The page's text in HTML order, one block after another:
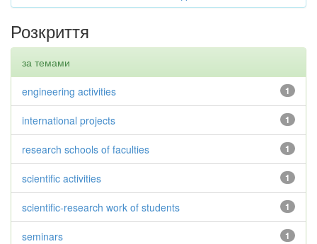
Розкриття
за темами
1
engineering activities
1
international projects
1
research schools of faculties
1
scientific activities
1
scientific-research work of students
1
seminars